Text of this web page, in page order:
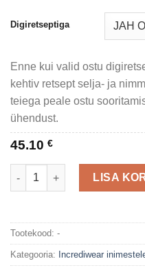
Digiretseptiga
Enne kui valid ostu
kehtiv retsept selja- ja
teiega peale ostu
ühendust.
45.10 €
Seljatugi kogus
LISA
Tootekood: -
Kategooria: Incrediwear